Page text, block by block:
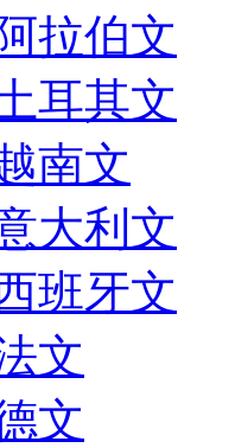
拉伯文
耳其文
南文
大利文
班牙文
文
文